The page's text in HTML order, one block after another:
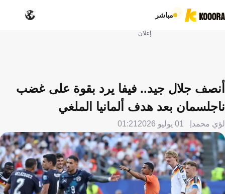
مباشر
إعلان
أنصف جلال جيد.. فيفا يرد بقوة على غضب
ناجلسمان بعد هدف ألمانيا الملغي
لؤي محمد 01 يوليو 2026 01:21